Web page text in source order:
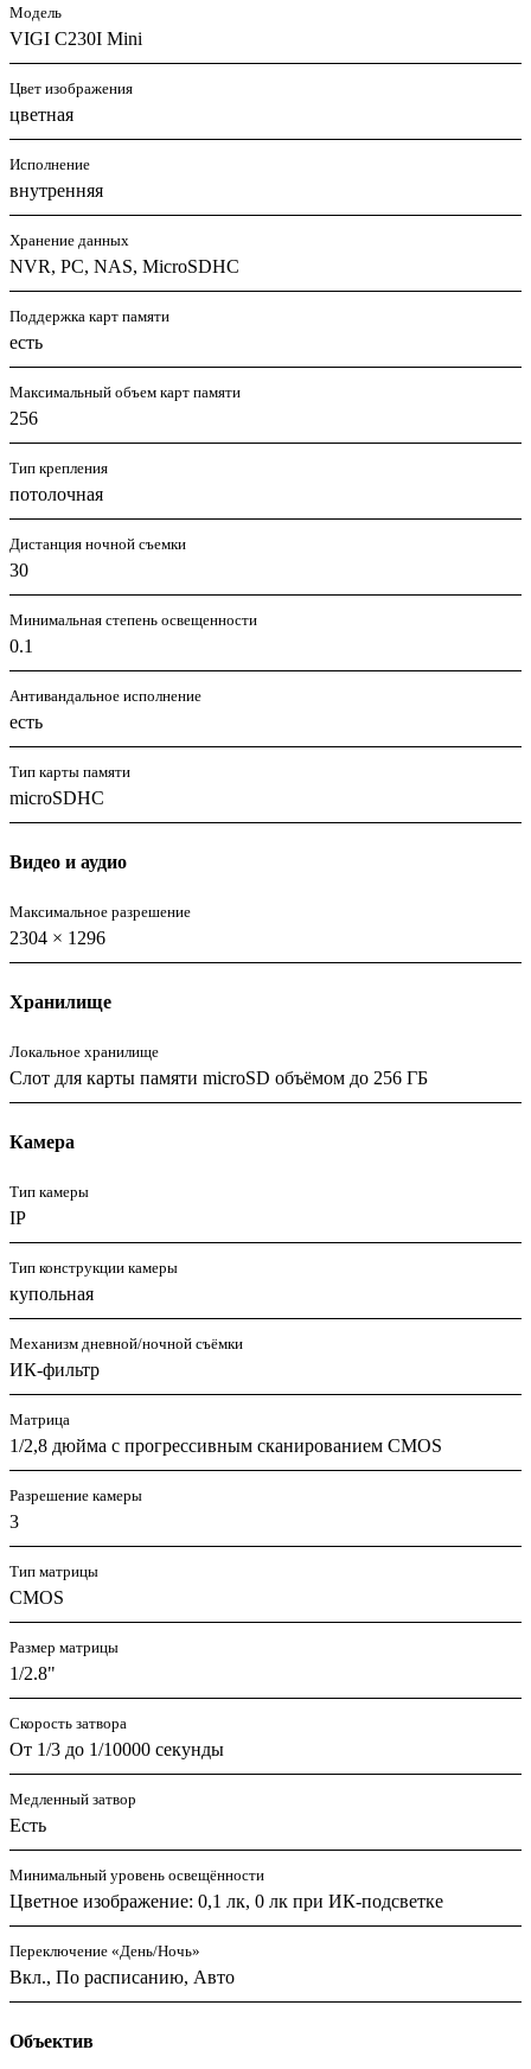
Модель
VIGI C230I Mini
Цвет изображения
цветная
Исполнение
внутренняя
Хранение данных
NVR, PC, NAS, MicroSDHC
Поддержка карт памяти
есть
Максимальный объем карт памяти
256
Тип крепления
потолочная
Дистанция ночной съемки
30
Минимальная степень освещенности
0.1
Антивандальное исполнение
есть
Тип карты памяти
microSDHC
Видео и аудио
Максимальное разрешение
2304 × 1296
Хранилище
Локальное хранилище
Слот для карты памяти microSD объёмом до 256 ГБ
Камера
Тип камеры
IP
Тип конструкции камеры
купольная
Механизм дневной/ночной съёмки
ИК-фильтр
Матрица
1/2,8 дюйма с прогрессивным сканированием CMOS
Разрешение камеры
3
Тип матрицы
CMOS
Размер матрицы
1/2.8"
Скорость затвора
От 1/3 до 1/10000 секунды
Медленный затвор
Есть
Минимальный уровень освещённости
Цветное изображение: 0,1 лк, 0 лк при ИК-подсветке
Переключение «День/Ночь»
Вкл., По расписанию, Авто
Объектив